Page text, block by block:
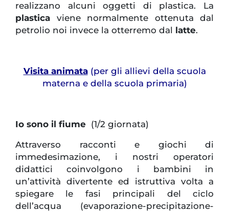
realizzano alcuni oggetti di plastica. La
plastica viene normalmente ottenuta dal
petrolio noi invece la otterremo dal latte.
Visita animata (per gli allievi della scuola
materna e della scuola primaria)
Io sono il fiume (1/2 giornata)
Attraverso racconti e giochi di
immedesimazione, i nostri operatori
didattici coinvolgono i bambini in
un’attività divertente ed istruttiva volta a
spiegare le fasi principali del ciclo
dell’acqua (evaporazione-precipitazione-